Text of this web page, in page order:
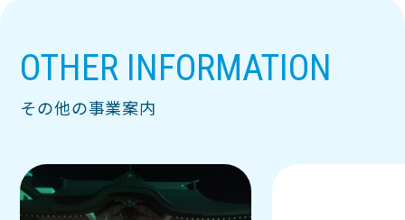
OTHER INFORMATION
その他の事業案内